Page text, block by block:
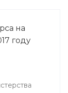
на
году